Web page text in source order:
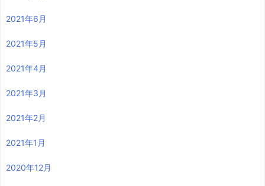
2021年6月
2021年5月
2021年4月
2021年3月
2021年2月
2021年1月
2020年12月